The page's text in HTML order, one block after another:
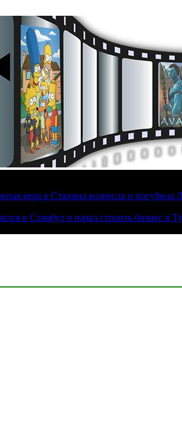
вера в Сталина вознесла и погубила
в Стамбул и начал строить бизнес в